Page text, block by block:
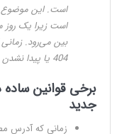
است. این موضوع
است زیرا یک روز
بین می‌رود.
404 یا پیدا نشدن صفحه مواجه خواهیم شد.
برخی قوانین
جدید